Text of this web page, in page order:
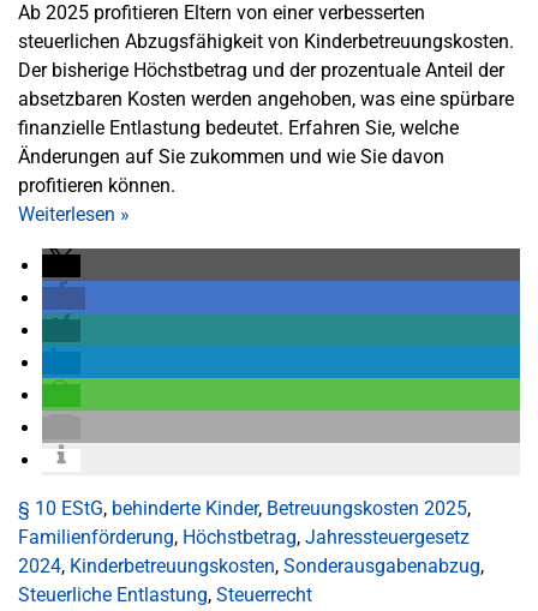
Ab 2025 profitieren Eltern von einer verbesserten
steuerlichen Abzugsfähigkeit von Kinderbetreuungskosten.
Der bisherige Höchstbetrag und der prozentuale Anteil der
absetzbaren Kosten werden angehoben, was eine spürbare
finanzielle Entlastung bedeutet. Erfahren Sie, welche
Änderungen auf Sie zukommen und wie Sie davon
profitieren können.
Weiterlesen »
§ 10 EStG, behinderte Kinder, Betreuungskosten 2025,
Familienförderung, Höchstbetrag, Jahressteuergesetz
2024, Kinderbetreuungskosten, Sonderausgabenabzug,
Steuerliche Entlastung, Steuerrecht